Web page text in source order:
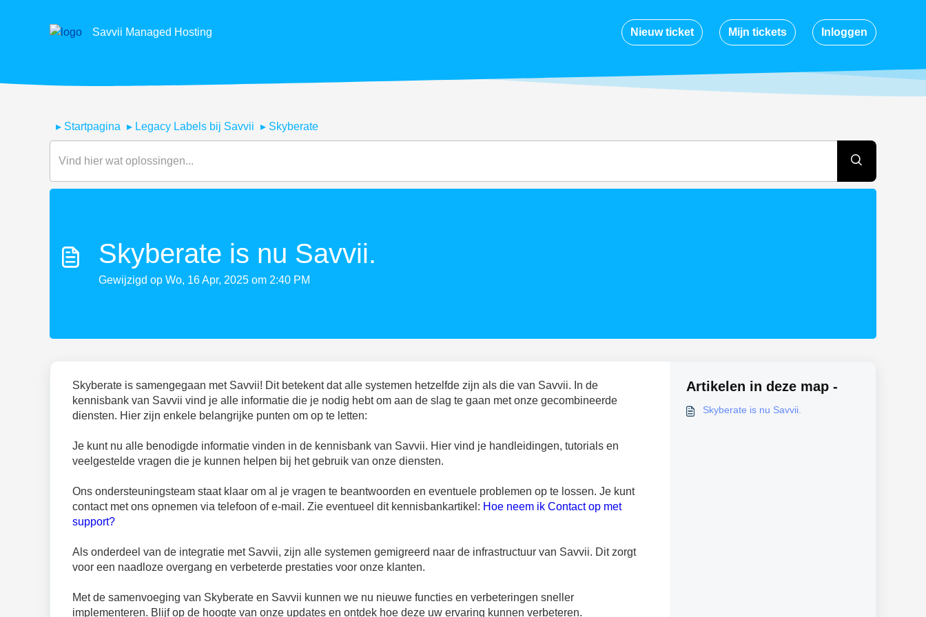
Savvii Managed Hosting Nieuw ticket Mijn tickets Inloggen
Startpagina Legacy Labels bij Savvii Skyberate
Skyberate is nu Savvii.
Gewijzigd op Wo, 16 Apr, 2025 om 2:40 PM
Skyberate is samengegaan met Savvii! Dit betekent dat alle systemen hetzelfde zijn als die van Savvii. In de
kennisbank van Savvii vind je alle informatie die je nodig hebt om aan de slag te gaan met onze gecombineerde
diensten. Hier zijn enkele belangrijke punten om op te letten:
Je kunt nu alle benodigde informatie vinden in de kennisbank van Savvii. Hier vind je handleidingen, tutorials en
veelgestelde vragen die je kunnen helpen bij het gebruik van onze diensten.
Ons ondersteuningsteam staat klaar om al je vragen te beantwoorden en eventuele problemen op te lossen. Je kunt
contact met ons opnemen via telefoon of e-mail. Zie eventueel dit kennisbankartikel: Hoe neem ik Contact op met
support?
Als onderdeel van de integratie met Savvii, zijn alle systemen gemigreerd naar de infrastructuur van Savvii. Dit zorgt
voor een naadloze overgang en verbeterde prestaties voor onze klanten.
Met de samenvoeging van Skyberate en Savvii kunnen we nu nieuwe functies en verbeteringen sneller
implementeren. Blijf op de hoogte van onze updates en ontdek hoe deze uw ervaring kunnen verbeteren.
Artikelen in deze map -
Skyberate is nu Savvii.